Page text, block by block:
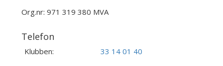
Org.nr: 971 319 380 MVA
Telefon
Klubben: 33 14 01 40